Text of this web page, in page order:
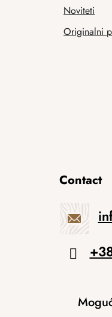
Noviteti
Originalni
Contact